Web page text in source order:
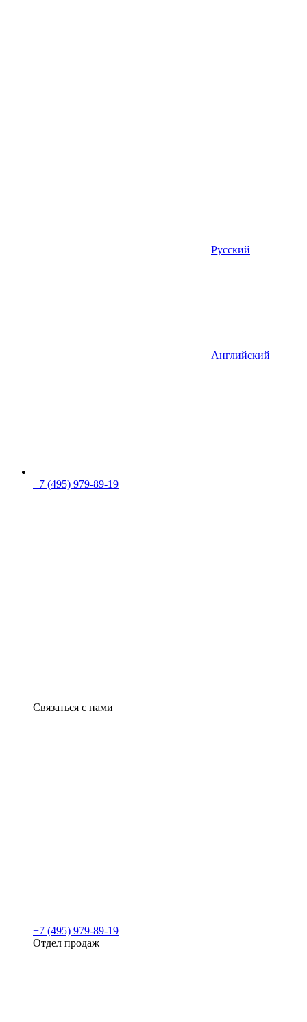
Русский
Английский
+7 (495) 979-89-19
Связаться с нами
+7 (495) 979-89-19
Отдел продаж